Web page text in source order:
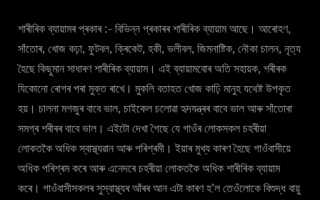
শাৰীৰিক ব্যায়ামৰ প্ৰকাৰ :- বিভিন্ন প্ৰকাৰৰ শাৰীৰিক ব্যায়াম আছে। আৰোহণ,
সাঁতোৰ, খোজ কঢ়া, ফুটবল, ক্ৰিকেট, হকী, ভলীবল, জিমনাষ্টিক, নৌকা চালন, নৃত্য
হৈছে কিছুমান সাধাৰণ শাৰীৰিক ব্যায়াম। এই ব্যায়ামবোৰ অতি সহায়ক, শৰীৰক
যিকোনো ৰোগৰ পৰা মুক্ত ৰাখে। মুকলি বতাহত খোজ কাঢ়ি মানুহ যথেষ্ট উপকৃত
হয়। চালনা মগজুৰ বাবে ভাল, চাইকেল চলোৱা হৃদযন্ত্ৰৰ বাবে ভাল আৰু সাঁতোৰা
সমগ্ৰ শৰীৰৰ বাবে ভাল। এইটো দেখা গৈছে যে গাওঁৰ লোকসকল চহৰীয়া
লোকতকৈ অধিক স্বাস্থ্যৱান আৰু পৰিশ্ৰমী। ইয়াৰ মুখ্য কাৰণ হৈছে গাওঁবাসীয়ে
অধিক পৰিশ্ৰম কৰে আৰু এনেদৰে চহৰীয়া লোকতকৈ অধিক শাৰীৰিক ব্যায়াম
কৰে। গাওঁবাসীসকলৰ সুস্বাস্থ্যৰ আঁৰৰ আন এটা কাৰণ হ’ল তেওঁলোকে বিশুদ্ধ বায়ু